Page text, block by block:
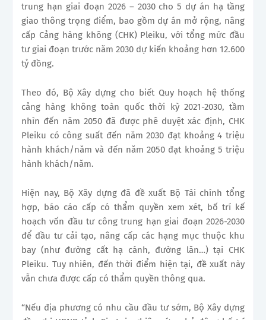
trung hạn giai đoạn 2026 – 2030 cho 5 dự án hạ tầng
giao thông trọng điểm, bao gồm dự án mở rộng, nâng
cấp Cảng hàng không (CHK) Pleiku, với tổng mức đầu
tư giai đoạn trước năm 2030 dự kiến khoảng hơn 12.600
tỷ đồng.
Theo đó, Bộ Xây dựng cho biết Quy hoạch hệ thống
cảng hàng không toàn quốc thời kỳ 2021-2030, tầm
nhìn đến năm 2050 đã được phê duyệt xác định, CHK
Pleiku có công suất đến năm 2030 đạt khoảng 4 triệu
hành khách/năm và đến năm 2050 đạt khoảng 5 triệu
hành khách/năm.
Hiện nay, Bộ Xây dựng đã đề xuất Bộ Tài chính tổng
hợp, báo cáo cấp có thẩm quyền xem xét, bố trí kế
hoạch vốn đầu tư công trung hạn giai đoạn 2026-2030
để đầu tư cải tạo, nâng cấp các hạng mục thuộc khu
bay (như đường cất hạ cánh, đường lăn…) tại CHK
Pleiku. Tuy nhiên, đến thời điểm hiện tại, đề xuất này
vẫn chưa được cấp có thẩm quyền thông qua.
“Nếu địa phương có nhu cầu đầu tư sớm, Bộ Xây dựng